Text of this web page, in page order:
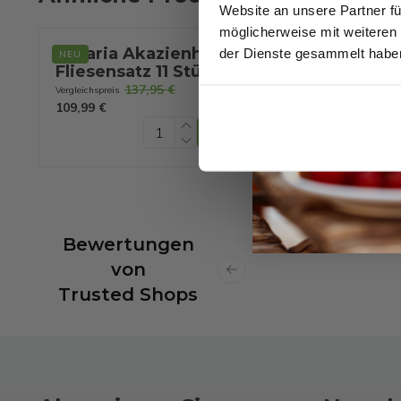
Website an unsere Partner
möglicherweise mit
der Dienste gesammelt
NEU
Casaria Akazienholz
Fliesensatz 11 Stück,
30x30cm
Vergleichspreis 137,95 €
109,99 €
Casaria
Bewertungen
von
Trusted Shops
Previous slide